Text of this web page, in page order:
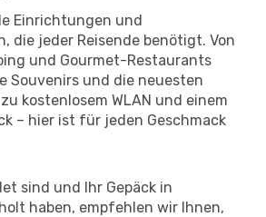
Einrichtungen und
die jeder Reisende benötigt. Von
und Gourmet-Restaurants
Souvenirs und die neuesten
kostenlosem WLAN und einem
– hier ist für jeden Geschmack
sind und Ihr Gepäck in
haben, empfehlen wir Ihnen,